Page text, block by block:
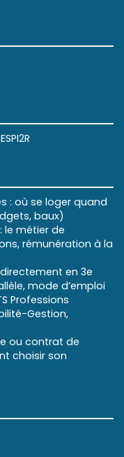
: où se loger quand
baux)
le métier de
rémunération à la
en 3e
mode d’emploi
Professions
Gestion,
ou contrat de
choisir son